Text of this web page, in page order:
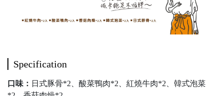
Specification
口味： 日式豚骨*2、酸菜鴨肉*2、紅燒牛肉*2、韓式泡菜